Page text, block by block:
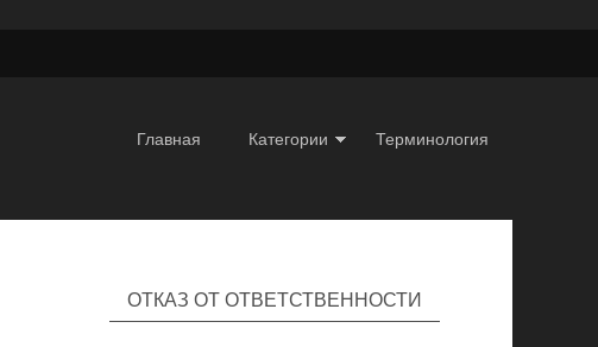
Главная Категории Терминология
ОТКАЗ ОТ ОТВЕТСТВЕННОСТИ